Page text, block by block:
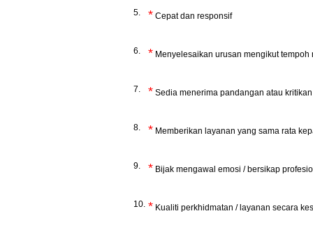
5. * Cepat dan responsif
6. * Menyelesaikan urusan mengikut
7. * Sedia menerima pandangan atau
8. * Memberikan layanan yang sama rata
9. * Bijak mengawal emosi / bersikap
10. * Kualiti perkhidmatan / layanan secara